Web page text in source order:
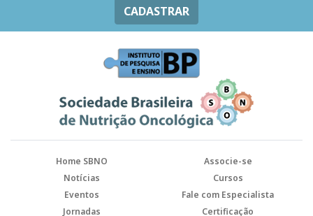
CADASTRAR
Home SBNO
Associe-se
Notícias
Cursos
Eventos
Fale com Especialista
Jornadas
Certificação